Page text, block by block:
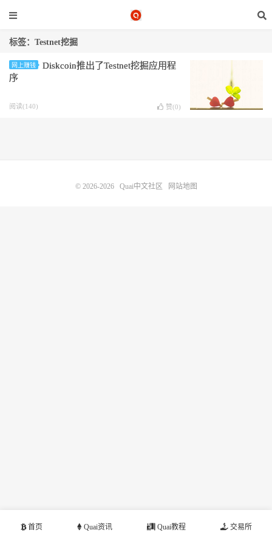
标签：Testnet挖掘
网上赚钱
Diskcoin推出了Testnet挖掘应用程
序
阅读(140) 赞(0)
首页 Quai资讯 Quai教程 交易所
© 2026-2026 Quai中文社区 网站地图